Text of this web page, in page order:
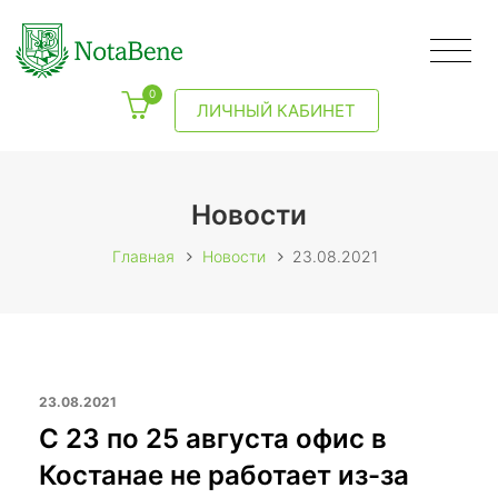
0
ЛИЧНЫЙ КАБИНЕТ
Новости
Главная Новости 23.08.2021
23.08.2021
С 23 по 25 августа офис в
Костанае не работает из-за